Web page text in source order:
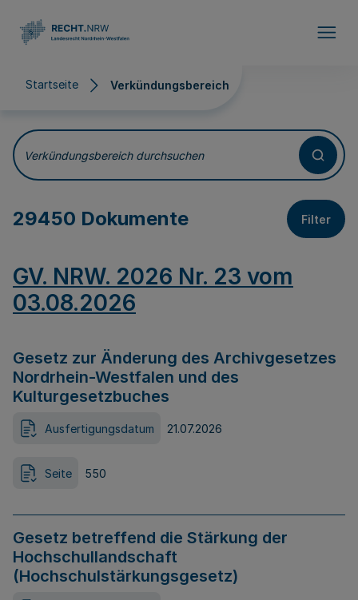
Startseite Verkündungsbereich
Verkündungsbereich
Verkündungsbereich durchsuchen
29450 Dokumente Filter
GV. NRW. 2026 Nr. 23 vom
03.08.2026
Gesetz zur Änderung des Archivgesetzes
Nordrhein-Westfalen und des
Kulturgesetzbuches
Ausfertigungsdatum 21.07.2026
Seite 550
Gesetz betreffend die Stärkung der
Hochschullandschaft
(Hochschulstärkungsgesetz)